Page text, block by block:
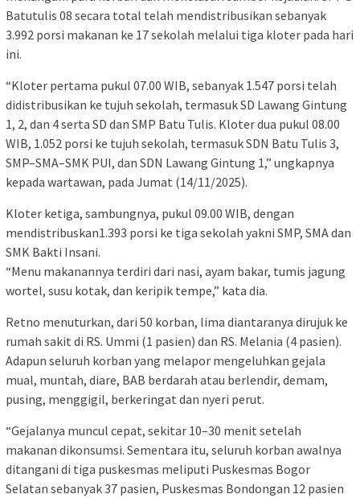
Batutulis 08 secara total telah mendistribusikan sebanyak
3.992 porsi makanan ke 17 sekolah melalui tiga kloter pada hari
ini.
“Kloter pertama pukul 07.00 WIB, sebanyak 1.547 porsi telah
didistribusikan ke tujuh sekolah, termasuk SD Lawang Gintung
1, 2, dan 4 serta SD dan SMP Batu Tulis. Kloter dua pukul 08.00
WIB, 1.052 porsi ke tujuh sekolah, termasuk SDN Batu Tulis 3,
SMP–SMA–SMK PUI, dan SDN Lawang Gintung 1,” ungkapnya
kepada wartawan, pada Jumat (14/11/2025).
Kloter ketiga, sambungnya, pukul 09.00 WIB, dengan
mendistribuskan1.393 porsi ke tiga sekolah yakni SMP, SMA dan
SMK Bakti Insani.
“Menu makanannya terdiri dari nasi, ayam bakar, tumis jagung
wortel, susu kotak, dan keripik tempe,” kata dia.
Retno menuturkan, dari 50 korban, lima diantaranya dirujuk ke
rumah sakit di RS. Ummi (1 pasien) dan RS. Melania (4 pasien).
Adapun seluruh korban yang melapor mengeluhkan gejala
mual, muntah, diare, BAB berdarah atau berlendir, demam,
pusing, menggigil, berkeringat dan nyeri perut.
“Gejalanya muncul cepat, sekitar 10–30 menit setelah
makanan dikonsumsi. Sementara itu, seluruh korban awalnya
ditangani di tiga puskesmas meliputi Puskesmas Bogor
Selatan sebanyak 37 pasien, Puskesmas Bondongan 12 pasien